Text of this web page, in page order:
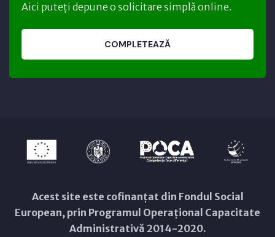
Aici puteți depune o solicitare simplă online.
COMPLETEAZĂ
Acest site este cofinanțat din Fondul Social
European, prin Programul Operațional Capacitate
Administrativă 2014-2020.